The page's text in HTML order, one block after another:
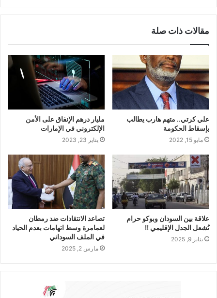
مقالات ذات صلة
علي كرتي.. متهم هارب يطالب
بإسقاط الحكومة
مايو 15, 2022
مليار درهم الإنفاق على الأمن
الإلكتروني في الإمارات
يناير 23, 2023
علاقة بين السودان وبوكو حرام
تُشعل الجدل الإقليمي !!
يناير 9, 2025
تصاعد الانتقادات ضد رمطان
لعمامرة وسط اتهامات بعدم الحياد
في الملف السوداني
مارس 2, 2025